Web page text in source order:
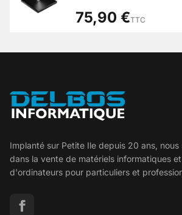
75,90 €TTC
Implanté sur Petite Ile depuis 20 ans, nous
dans la vente de matériels informatiques
d'ordinateurs pour particuliers et